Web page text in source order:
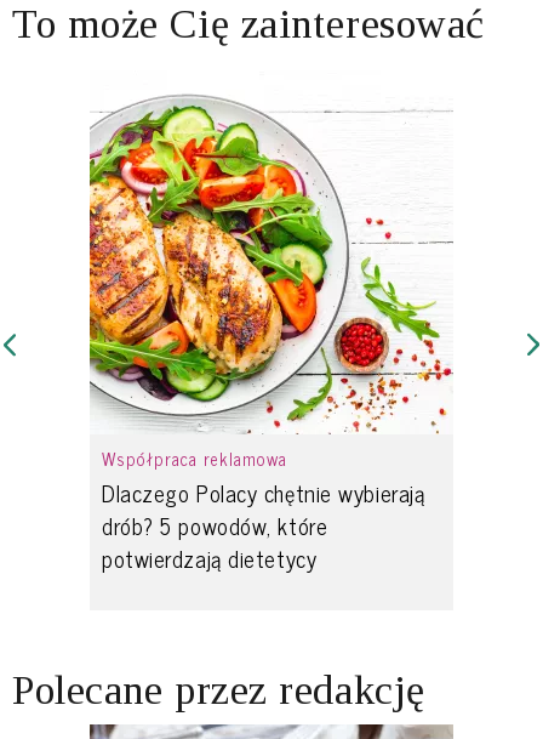
To może Cię zainteresować
Współpraca reklamowa
Dlaczego Polacy chętnie wybierają
drób? 5 powodów, które
potwierdzają dietetycy
Polecane przez redakcję